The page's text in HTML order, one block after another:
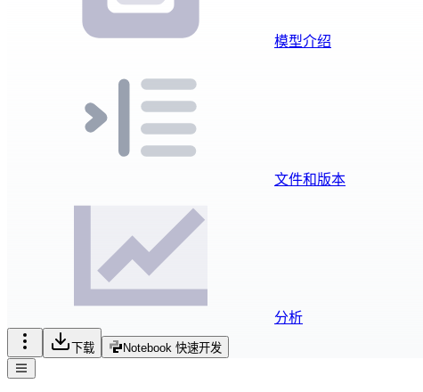
模型介绍
文件和版本
分析
下载 Notebook 快速开发